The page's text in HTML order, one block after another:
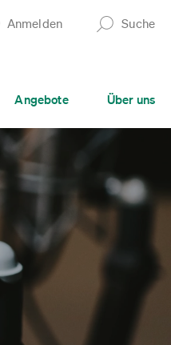
Anmelden Suche
Angebote Über uns